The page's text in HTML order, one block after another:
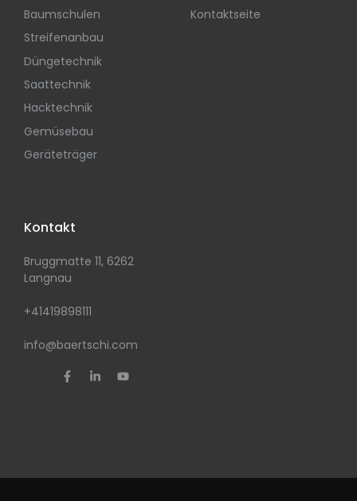
Baumschulen
Streifenanbau
Düngetechnik
Saattechnik
Hacktechnik
Gemüsebau
Geräteträger
Kontaktseite
Kontakt
Bruggmatte 11, 6262
Langnau
+41419898111
info@baertschi.com